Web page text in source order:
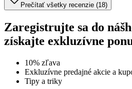
Prečítať všetky recenzie (18)
Zaregistrujte sa do
získajte exkluzívne
10% zľava
Exkluzívne predajné akcie a
Tipy a triky